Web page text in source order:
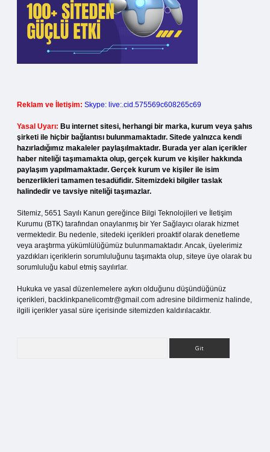
Reklam ve İletişim: Skype: live:.cid.575569c608265c69
Yasal Uyarı: Bu internet sitesi, herhangi bir marka, kurum veya şahıs
şirketi ile hiçbir bağlantısı bulunmamaktadır. Sitede yalnızca kendi
hazırladığımız makaleler paylaşılmaktadır. Burada yer alan içerikler
haber niteliği taşımamakta olup, gerçek kurum ve kişiler hakkında
paylaşım yapılmamaktadır. Gerçek kurum ve kişiler ile isim
benzerlikleri tamamen tesadüfidir. Sitemizdeki bilgiler taslak
halindedir ve tavsiye niteliği taşımazlar.
Sitemiz, 5651 Sayılı Kanun gereğince Bilgi Teknolojileri ve İletişim
Kurumu (BTK) tarafından onaylanmış bir Yer Sağlayıcı olarak hizmet
vermektedir. Bu nedenle, sitedeki içerikleri proaktif olarak denetleme
veya araştırma yükümlülüğümüz bulunmamaktadır. Ancak, üyelerimiz
yazdıkları içeriklerin sorumluluğunu taşımakta olup, siteye üye olarak bu
sorumluluğu kabul etmiş sayılırlar.
Hukuka ve yasal düzenlemelere aykırı olduğunu düşündüğünüz
içerikleri, backlinkpanelicomtr@gmail.com adresine bildirmeniz halinde,
ilgili içerikler yasal süre içerisinde sitemizden kaldırılacaktır.